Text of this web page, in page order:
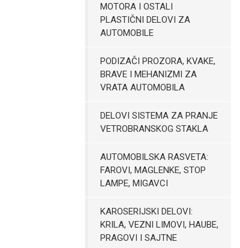
MOTORA I OSTALI
PLASTIČNI DELOVI ZA
AUTOMOBILE
PODIZAČI PROZORA, KVAKE,
BRAVE I MEHANIZMI ZA
VRATA AUTOMOBILA
DELOVI SISTEMA ZA PRANJE
VETROBRANSKOG STAKLA
AUTOMOBILSKA RASVETA:
FAROVI, MAGLENKE, STOP
LAMPE, MIGAVCI
KAROSERIJSKI DELOVI:
KRILA, VEZNI LIMOVI, HAUBE,
PRAGOVI I SAJTNE